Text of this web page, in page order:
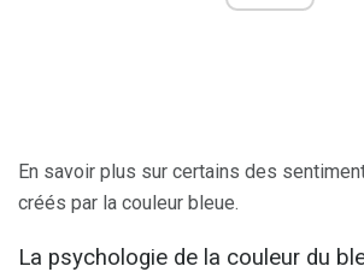
En savoir plus sur certains des
créés par la couleur bleue.
La psychologie de la couleur du